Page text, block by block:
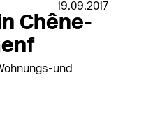
19.09.2017
Chêne-
und